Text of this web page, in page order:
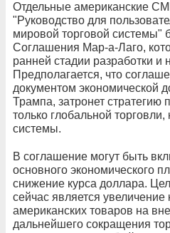
Отдельные американские
"Руководство для
мировой торговой системы"
Соглашения Мар-а-Лаго,
ранней стадии разработки и
Предполагается, что
документом экономической
Трампа, затронет стратегию
только глобальной
системы.
В соглашение могут быть
основного экономического
снижение курса доллара.
сейчас является увеличение
американских товаров на
дальнейшего сокращения